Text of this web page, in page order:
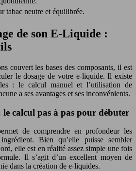
tabac neutre et équilibrée.
de son E-Liquide :
couvert les bases des composants, il est
le dosage de votre e-liquide. Il existe
: le calcul manuel et l’utilisation de
a ses avantages et ses inconvénients.
calcul pas à pas pour débuter
de comprendre en profondeur les
Bien qu’elle puisse sembler
elle est en réalité assez simple une fois
Il s’agit d’un excellent moyen de
dans la création de e-liquides.